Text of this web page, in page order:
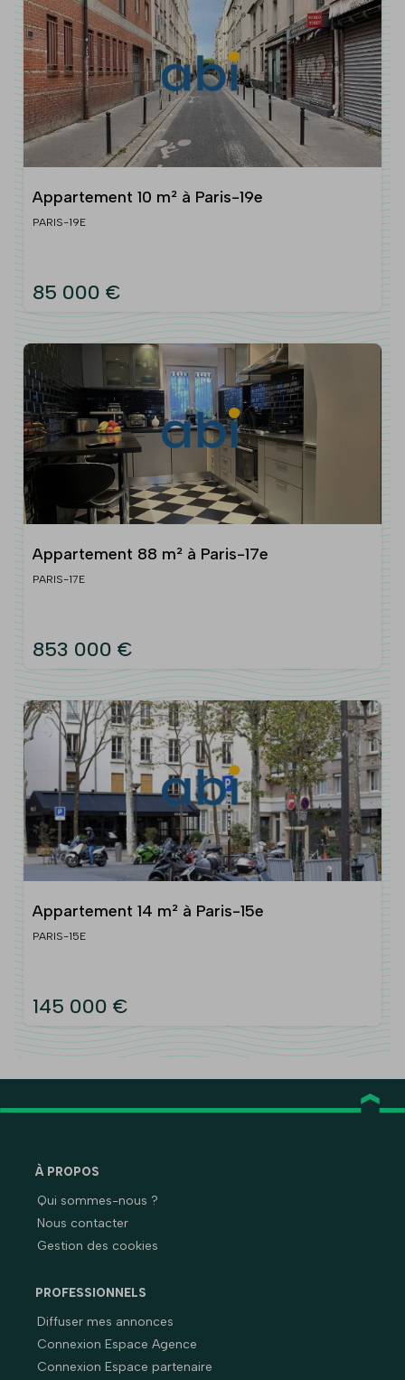
Appartement 10 m² à Paris-19e
PARIS-19E
85 000 €
Appartement 88 m² à Paris-17e
PARIS-17E
853 000 €
Appartement 14 m² à Paris-15e
PARIS-15E
145 000 €
À PROPOS
Qui sommes-nous ?
Nous contacter
Gestion des cookies
PROFESSIONNELS
Diffuser mes annonces
Connexion Espace Agence
Connexion Espace partenaire